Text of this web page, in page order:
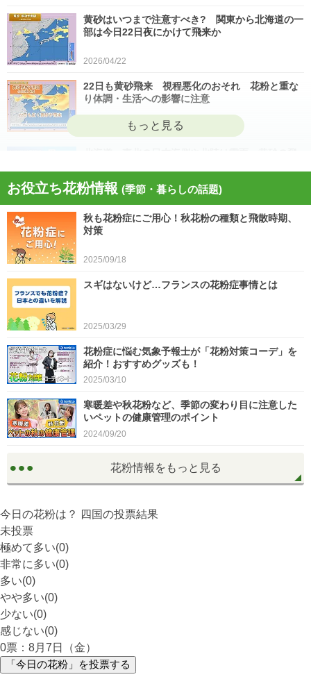
黄砂はいつまで注意すべき? 関東から北海道の一
部は今日22日夜にかけて飛来か
2026/04/22
22日も黄砂飛来 視程悪化のおそれ 花粉と重な
り体調・生活への影響に注意
2026/04/21
今日21日は黄砂が広く飛来 花粉とのダブル影響
に注意 症状悪化や洗濯物など対策を
2026/04/21
スギ、ヒノキ花粉シーズン終了へ 東京の飛散量
お役立ち花粉情報 (季節・暮らしの話題)
秋も花粉症にご用心！秋花粉の種類と飛散時期、
対策
2025/09/18
スギはないけど…フランスの花粉症事情とは
2025/03/29
花粉症に悩む気象予報士が「花粉対策コーデ」を
紹介！おすすめグッズも！
2025/03/10
寒暖差や秋花粉など、季節の変わり目に注意した
いペットの健康管理のポイント
2024/09/20
花粉情報をもっと見る
今日の花粉は？ 四国の投票結果
未投票
極めて多い(0)
非常に多い(0)
多い(0)
やや多い(0)
少ない(0)
感じない(0)
0票：8月7日（金）
「今日の花粉」を投票する